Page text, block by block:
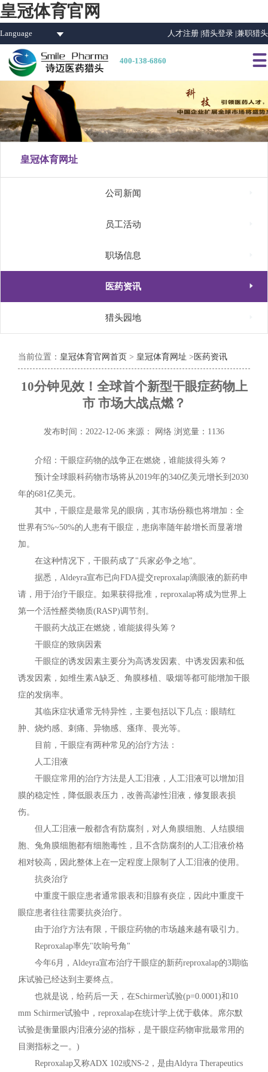
皇冠体育官网
Language 人才注册 |猎头登录 |兼职猎头
400-138-6860 
皇冠体育网址
公司新闻
员工活动
职场信息
医药资讯 
猎头园地
当前位置： 皇冠体育官网首页 > 皇冠体育网址 > 医药资讯
10分钟见效！全球首个新型干眼症药物上
市 市场大战点燃？
发布时间：2022-12-06 来源： 网络 浏览量：1136
介绍：干眼症药物的战争正在燃烧，谁能拔得头筹？
预计全球眼科药物市场将从2019年的340亿美元增长到2030
年的681亿美元。
其中，干眼症是最常见的眼病，其市场份额也将增加：全
世界有5%~50%的人患有干眼症，患病率随年龄增长而显著增
加。
在这种情况下，干眼药成了"兵家必争之地"。
据悉，Aldeyra宣布已向FDA提交reproxalap滴眼液的新药申
请，用于治疗干眼症。如果获得批准，reproxalap将成为世界上
第一个活性醛类物质(RASP)调节剂。
干眼药大战正在燃烧，谁能拔得头筹？
干眼症的致病因素
干眼症的诱发因素主要分为高诱发因素、中诱发因素和低
诱发因素，如维生素A缺乏、角膜移植、吸烟等都可能增加干眼
症的发病率。
其临床症状通常无特异性，主要包括以下几点：眼睛红
肿、烧灼感、刺痛、异物感、瘙痒、畏光等。
目前，干眼症有两种常见的治疗方法：
人工泪液
干眼症常用的治疗方法是人工泪液，人工泪液可以增加泪
膜的稳定性，降低眼表压力，改善高渗性泪液，修复眼表损
伤。
但人工泪液一般都含有防腐剂，对人角膜细胞、人结膜细
胞、兔角膜细胞都有细胞毒性，且不含防腐剂的人工泪液价格
相对较高，因此整体上在一定程度上限制了人工泪液的使用。
抗炎治疗
中重度干眼症患者通常眼表和泪腺有炎症，因此中重度干
眼症患者往往需要抗炎治疗。
由于治疗方法有限，干眼症药物的市场越来越有吸引力。
Reproxalap率先"吹响号角"
今年6月，Aldeyra宣布治疗干眼症的新药reproxalap的3期临
床试验已经达到主要终点。
也就是说，给药后一天，在Schirmer试验(p=0.0001)和10
mm Schirmer试验中，reproxalap在统计学上优于载体。席尔默
试验是衡量眼内泪液分泌的指标，是干眼症药物审批最常用的
目测指标之一。)
Reproxalap又称ADX 102或NS-2，是由Aldyra Therapeutics